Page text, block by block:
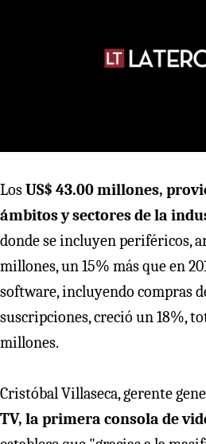
LosUS$ 43.00 millones,
ámbitos y sectores de la
donde se incluyen periféricos,
millones, un 15% más que en
software, incluyendo compras
suscripciones, creció un 18%,
millones.
Cristóbal Villaseca, gerente
TV, la primera consola de